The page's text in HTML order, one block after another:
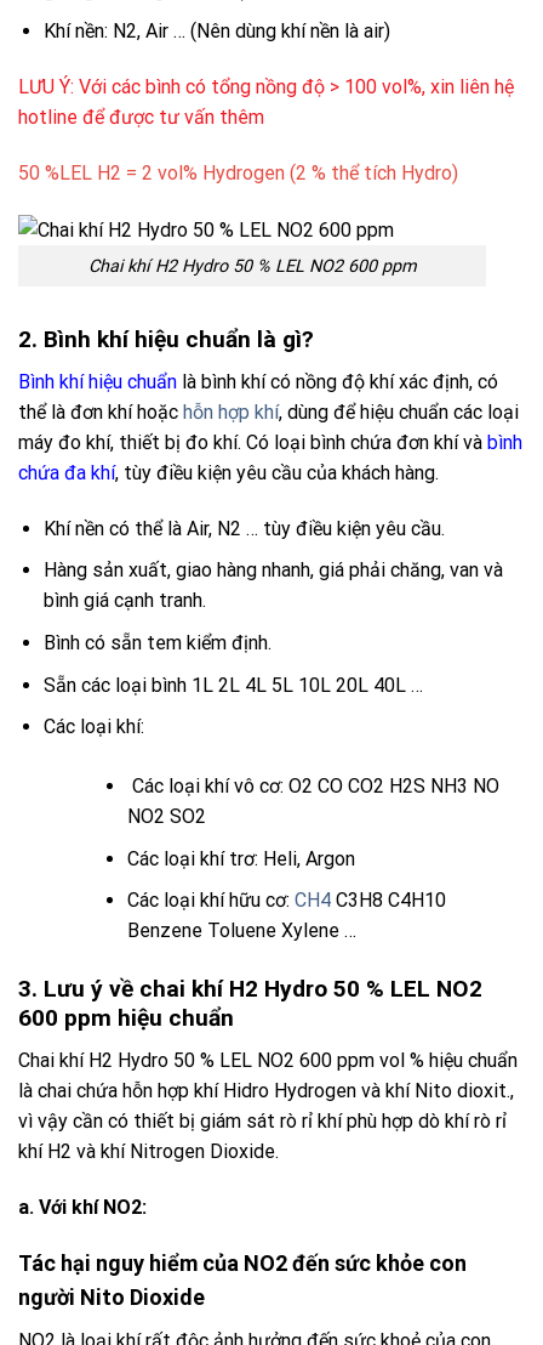
Khí nền: N2, Air … (Nên dùng khí nền là air)
LƯU Ý: Với các bình có tổng nồng độ > 100 vol%, xin liên hệ
hotline để được tư vấn thêm
50 %LEL H2 = 2 vol% Hydrogen (2 % thể tích Hydro)
Chai khí H2 Hydro 50 % LEL NO2 600 ppm
2. Bình khí hiệu chuẩn là gì?
Bình khí hiệu chuẩn là bình khí có nồng độ khí xác định, có
thể là đơn khí hoặc hỗn hợp khí, dùng để hiệu chuẩn các loại
máy đo khí, thiết bị đo khí. Có loại bình chứa đơn khí và bình
chứa đa khí, tùy điều kiện yêu cầu của khách hàng.
Khí nền có thể là Air, N2 … tùy điều kiện yêu cầu.
Hàng sản xuất, giao hàng nhanh, giá phải chăng, van và
bình giá cạnh tranh.
Bình có sẵn tem kiểm định.
Sẵn các loại bình 1L 2L 4L 5L 10L 20L 40L …
Các loại khí:
Các loại khí vô cơ: O2 CO CO2 H2S NH3 NO
NO2 SO2
Các loại khí trơ: Heli, Argon
Các loại khí hữu cơ: CH4C3H8 C4H10
Benzene Toluene Xylene …
3. Lưu ý về chai khí H2 Hydro 50 % LEL NO2
600 ppm hiệu chuẩn
Chai khí H2 Hydro 50 % LEL NO2 600 ppm vol % hiệu chuẩn
là chai chứa hỗn hợp khí Hidro Hydrogen và khí Nito dioxit.,
vì vậy cần có thiết bị giám sát rò rỉ khíphù hợp dò khírò rỉ
khí H2 và khí Nitrogen Dioxide.
a. Với khí NO2:
Tác hại nguy hiểm của NO2đến sức khỏe con
người Nito Dioxide